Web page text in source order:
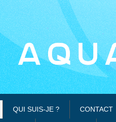
QUI SUIS-JE ? CONTACT